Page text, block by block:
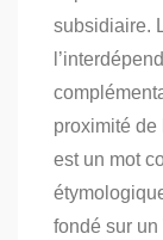
subsidiaire.
proximité de
est un mot
fondé sur un